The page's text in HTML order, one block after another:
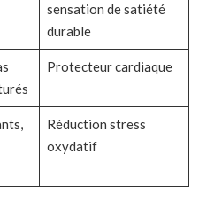
sensation de satiété
durable
Protecteur cardiaque
Réduction stress
oxydatif